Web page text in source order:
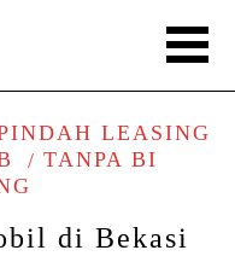
LEASING
TANPA BI
di Bekasi